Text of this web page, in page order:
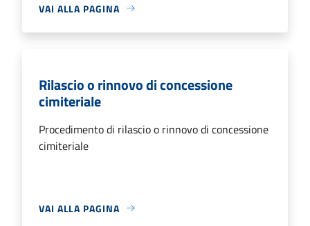
VAI ALLA PAGINA
Rilascio o rinnovo di concessione
cimiteriale
Procedimento di rilascio o rinnovo di concessione
cimiteriale
VAI ALLA PAGINA